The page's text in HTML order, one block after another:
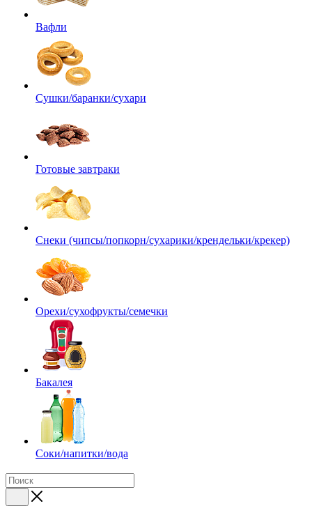
Вафли
Сушки/баранки/сухари
Готовые завтраки
Снеки (чипсы/попкорн/сухарики/крендельки/крекер)
Орехи/сухофрукты/семечки
Бакалея
Соки/напитки/вода